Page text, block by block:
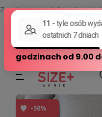
Zamów przez telefon od
570 390 351
-38%